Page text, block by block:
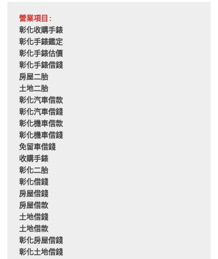
營業項目:
彰化收購手錶
彰化手錶鑑定
彰化手錶估價
彰化手錶借錢
房屋二胎
土地二胎
彰化汽車借款
彰化汽車借錢
彰化機車借款
彰化機車借錢
免留車借錢
收購手錶
彰化二胎
彰化借錢
房屋借錢
房屋借款
土地借錢
土地借款
彰化房屋借錢
彰化土地借錢